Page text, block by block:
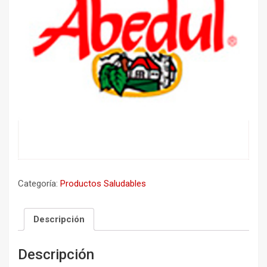
Categoría: Productos Saludables
Descripción
Descripción